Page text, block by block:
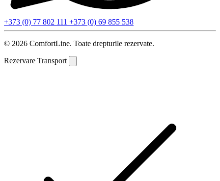
+373 (0) 77 802 111 +373 (0) 69 855 538
© 2026 ComfortLine. Toate drepturile rezervate.
Rezervare Transport